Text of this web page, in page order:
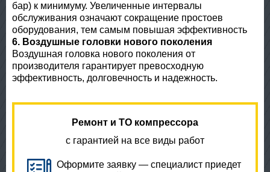
бар) к минимуму. Увеличенные интервалы
обслуживания означают сокращение простоев
оборудования, тем самым повышая эффективность
6. Воздушные головки нового поколения
Воздушная головка нового поколения от
производителя гарантирует превосходную
эффективность, долговечность и надежность.
Ремонт и ТО компрессора
с гарантией на все виды работ
Оформите заявку — специалист приедет